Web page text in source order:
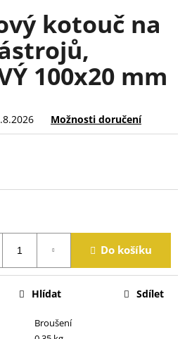
kotouč na
100x20 mm
Možnosti doručení
Do košíku
Broušení
Hlídat Sdílet